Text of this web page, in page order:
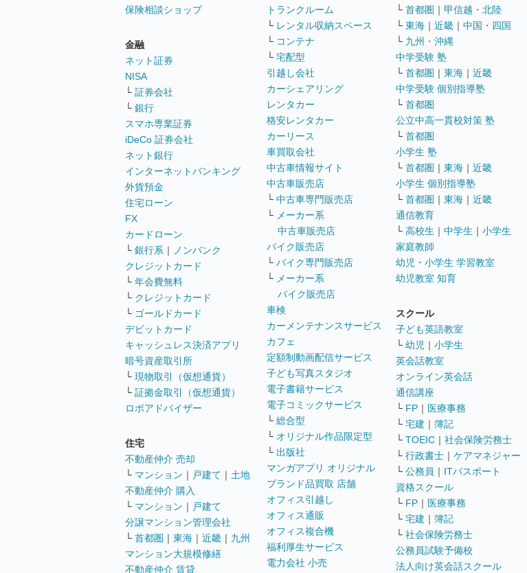
保険相談ショップ
金融
ネット証券
NISA
└ 証券会社
└ 銀行
スマホ専業証券
iDeCo 証券会社
ネット銀行
インターネットバンキング
外貨預金
住宅ローン
FX
カードローン
└ 銀行系 ｜
ノンバンク
クレジットカード
└ 年会費無料
└ クレジットカード
└ ゴールドカード
デビットカード
キャッシュレス決済アプリ
暗号資産取引所
└ 現物取引（仮想通貨）
└ 証拠金取引（仮想通貨）
ロボアドバイザー
住宅
不動産仲介 売却
└ マンション ｜ 戸建て ｜ 土地
不動産仲介 購入
└ マンション ｜ 戸建て
分譲マンション管理会社
└ 首都圏 ｜ 東海 ｜ 近畿 ｜ 九州
マンション大規模修繕
不動産仲介 賃貸
トランクルーム
└ レンタル収納スペース
└ コンテナ
└ 宅配型
引越し会社
カーシェアリング
レンタカー
格安レンタカー
カーリース
車買取会社
中古車情報サイト
中古車販売店
└ 中古車専門販売店
└ メーカー系
中古車販売店
バイク販売店
└ バイク専門販売店
└ メーカー系
バイク販売店
車検
カーメンテナンスサービス
カフェ
定額制動画配信サービス
子ども写真スタジオ
電子書籍サービス
電子コミックサービス
└ 総合型
└ オリジナル作品限定型
└ 出版社
マンガアプリ オリジナル
ブランド品買取 店舗
オフィス引越し
オフィス通販
オフィス複合機
福利厚生サービス
電力会社 小売
└ 首都圏 ｜ 甲信越・北陸
└ 東海 ｜ 近畿 ｜ 中国・四国
└ 九州・沖縄
中学受験 塾
└ 首都圏 ｜ 東海 ｜ 近畿
中学受験 個別指導塾
└ 首都圏
公立中高一貫校対策 塾
└ 首都圏
小学生 塾
└ 首都圏 ｜ 東海 ｜ 近畿
小学生 個別指導塾
└ 首都圏 ｜ 東海 ｜ 近畿
通信教育
└ 高校生 ｜ 中学生 ｜ 小学生
家庭教師
幼児・小学生 学習教室
幼児教室 知育
スクール
子ども英語教室
└ 幼児 ｜ 小学生
英会話教室
オンライン英会話
通信講座
└ FP ｜ 医療事務
└ 宅建 ｜ 簿記
└ TOEIC ｜ 社会保険労務士
└ 行政書士 ｜ ケアマネジャー
└ 公務員 ｜ ITパスポート
資格スクール
└ FP ｜ 医療事務
└ 宅建 ｜ 簿記
└ 社会保険労務士
公務員試験予備校
法人向け英会話スクール